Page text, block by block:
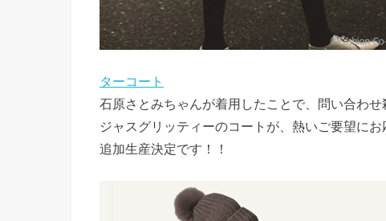
ターコート
石原さとみちゃんが着用したことで、問い合わせ
ジャスグリッティーのコートが、熱いご要望にお
追加生産決定です！！